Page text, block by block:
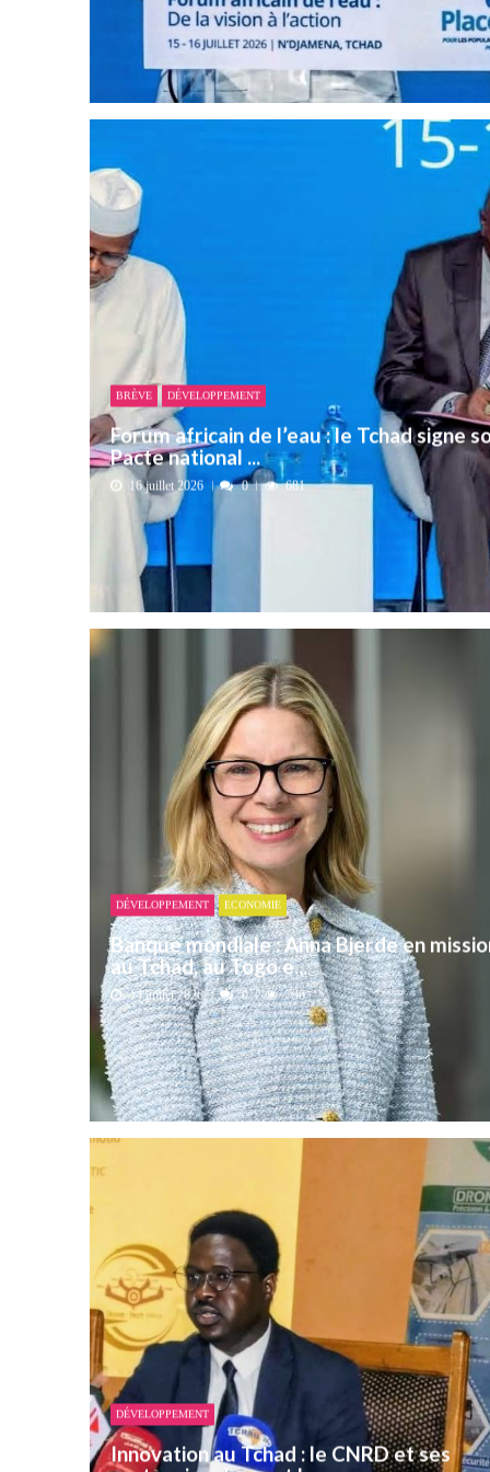
BRÈVE DÉVELOPPEMENT
Forum africain de l’eau : le Tchad signe
Pacte national ...
16 juillet 2026 0 681
DÉVELOPPEMENT ECONOMIE
Banque mondiale : Anna Bjerde en
au Tchad, au Togo e...
14 juillet 2026 0 796
DÉVELOPPEMENT
Innovation au Tchad : le CNRD et ses